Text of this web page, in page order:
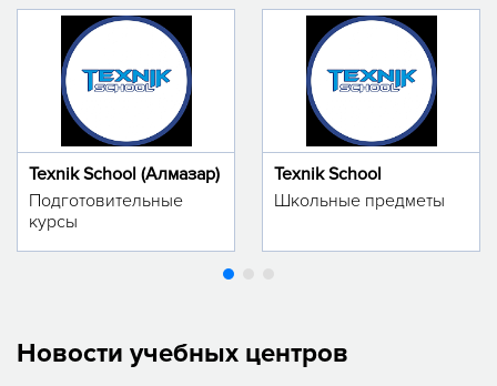
Texnik School (Алмазар)
Подготовительные
курсы
Texnik School
Школьные предметы
Новости учебных центров